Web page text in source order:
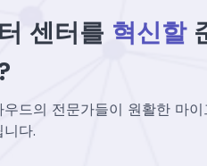
센터를 혁신할
우드의 전문가들이 원활한 마
다.